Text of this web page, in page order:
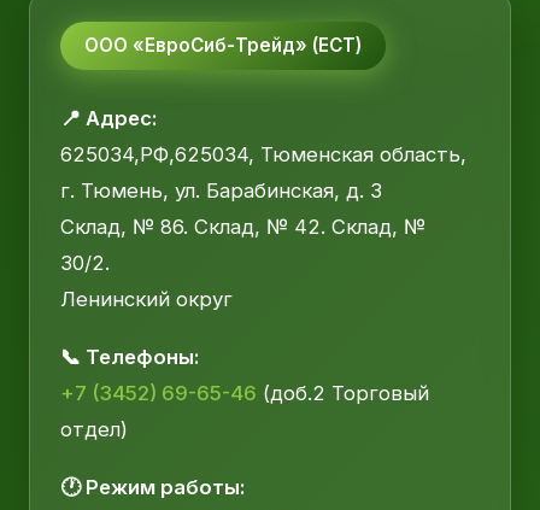
ООО «ЕвроСиб-Трейд» (ЕСТ)
📍 Адрес:
625034,РФ,625034, Тюменская область,
г. Тюмень, ул. Барабинская, д. 3
Склад, № 86. Склад, № 42. Склад, №
30/2.
Ленинский округ
📞 Телефоны:
+7 (3452) 69-65-46 (доб.2 Торговый
отдел)
🕐 Режим работы: